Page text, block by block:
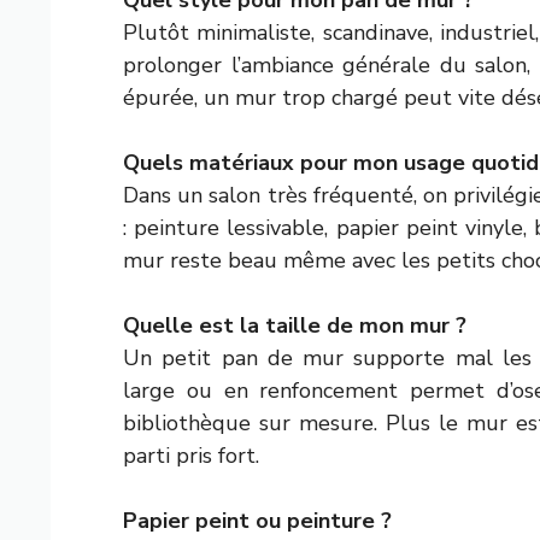
Plutôt minimaliste, scandinave,
prolonger l’ambiance générale du
épurée, un mur trop chargé peut vite
Quels matériaux pour mon usage
Dans un salon très fréquenté, on
: peinture lessivable, papier peint vinyle,
mur reste beau même avec les petits
Quelle est la taille de mon mur ?
Un petit pan de mur supporte mal les
large ou en renfoncement permet
bibliothèque sur mesure. Plus le mur
parti pris fort.
Papier peint ou peinture ?